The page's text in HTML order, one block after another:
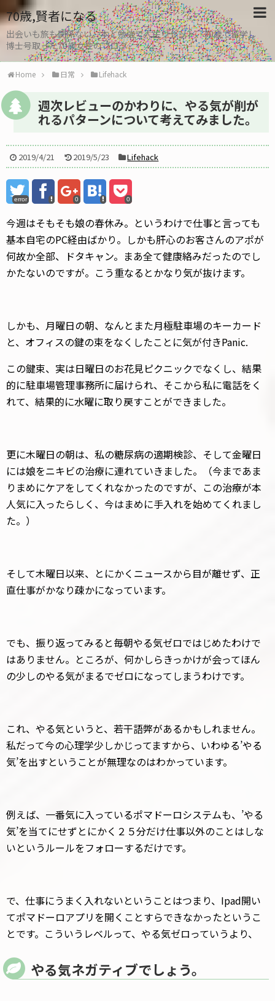
70歳,賢者になる
出会いも旅も関係ない。本と勉強で人生リセット、30歳で留学し
博士号取った70歳女性のブログ
Home 日常 Lifehack
週次レビューのかわりに、やる気が削が
れるパターンについて考えてみました。
2019/4/21 2019/5/23 Lifehack
error 0 0
今週はそもそも娘の春休み。というわけで仕事と言っても
基本自宅のPC経由ばかり。しかも肝心のお客さんのアポが
何故か全部、ドタキャン。まあ全て健康絡みだったのでし
かたないのですが。こう重なるとかなり気が抜けます。
しかも、月曜日の朝、なんとまた月極駐車場のキーカード
と、オフィスの鍵の束をなくしたことに気が付きPanic.
この鍵束、実は日曜日のお花見ピクニックでなくし、結果
的に駐車場管理事務所に届けられ、そこから私に電話をく
れて、結果的に水曜に取り戻すことができました。
更に木曜日の朝は、私の糖尿病の適期検診、そして金曜日
には娘をニキビの治療に連れていきました。（今まであま
りまめにケアをしてくれなかったのですが、この治療が本
人気に入ったらしく、今はまめに手入れを始めてくれまし
た。）
そして木曜日以来、とにかくニュースから目が離せず、正
直仕事がかなり疎かになっています。
でも、振り返ってみると毎朝やる気ゼロではじめたわけで
はありません。ところが、何かしらきっかけが会ってほん
の少しのやる気がまるでゼロになってしまうわけです。
これ、やる気というと、若干語弊があるかもしれません。
私だって今の心理学少しかじってますから、いわゆる’やる
気’を出すということが無理なのはわかっています。
例えば、一番気に入っているポマドーロシステムも、’やる
気’を当てにせずとにかく２５分だけ仕事以外のことはしな
いというルールをフォローするだけです。
で、仕事にうまく入れないということはつまり、Ipad開い
てポマドーロアプリを開くことすらできなかったというこ
とです。こういうレベルって、やる気ゼロっていうより、
やる気ネガティブでしょう。